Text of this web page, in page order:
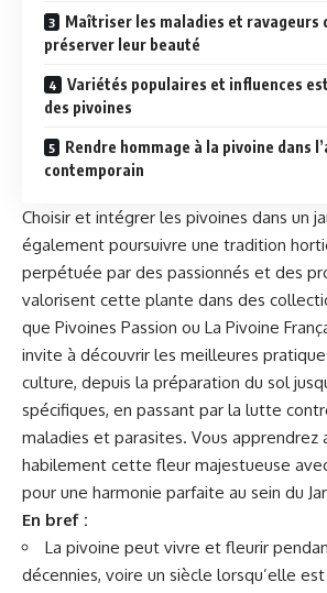
Maîtriser les maladies et ravageurs
préserver leur beauté
Variétés populaires et influences
des pivoines
Rendre hommage à la pivoine dans
contemporain
Choisir et intégrer les pivoines dans un
également poursuivre une tradition
perpétuée par des passionnés et des
valorisent cette plante dans des
que Pivoines Passion ou La Pivoine
invite à découvrir les meilleures
culture, depuis la préparation du sol
spécifiques, en passant par la lutte
maladies et parasites. Vous apprendrez
habilement cette fleur majestueuse
pour une harmonie parfaite au sein du
En bref :
La pivoine peut vivre et fleurir
décennies, voire un siècle lorsqu’elle